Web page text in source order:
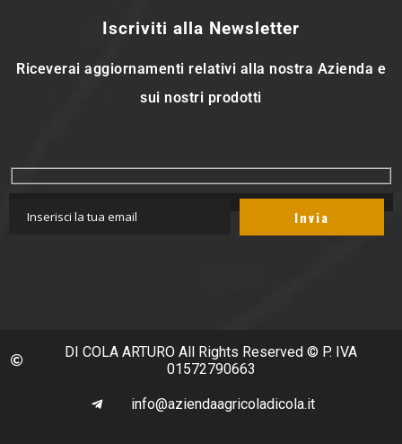
Iscriviti alla Newsletter
Riceverai aggiornamenti relativi alla nostra Azienda e
sui nostri prodotti
DI COLA ARTURO All Rights Reserved © P. IVA
01572790663
info@aziendaagricoladicola.it